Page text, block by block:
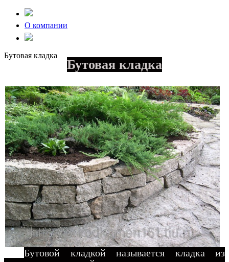
О компании
Бутовая кладка
Бутовая кладка
Бутовой кладкой называется кладка из